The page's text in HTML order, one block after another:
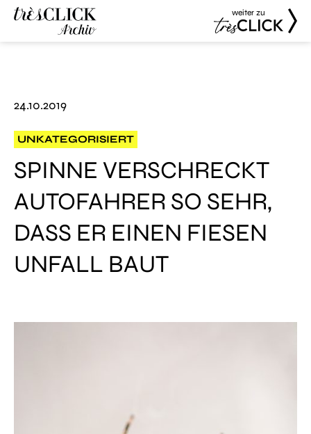
weiter zu
24.10.2019
UNKATEGORISIERT
SPINNE VERSCHRECKT
AUTOFAHRER SO SEHR,
DASS ER EINEN FIESEN
UNFALL BAUT